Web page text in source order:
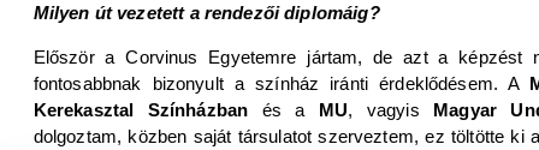
Milyen út vezetett a rendezői diplomáig?
Először a Corvinus Egyetemre jártam, de azt a képzést
fontosabbnak bizonyult a színház iránti érdeklődésem. A
Kerekasztal Színházban és a MU, vagyis Magyar
dolgoztam, közben saját társulatot szerveztem, ez töltötte ki